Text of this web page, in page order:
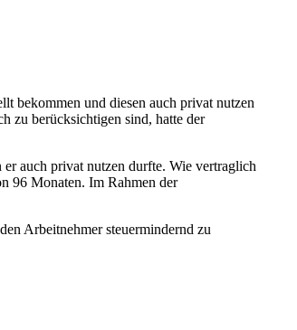
bekommen und diesen auch privat nutzen
zu berücksichtigen sind, hatte der
auch privat nutzen durfte. Wie vertraglich
96 Monaten. Im Rahmen der
Arbeitnehmer steuermindernd zu